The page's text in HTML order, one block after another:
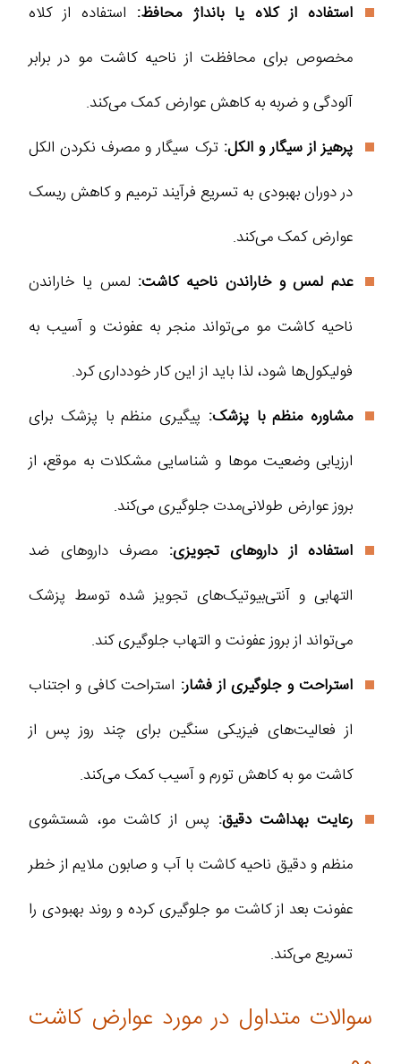
استفاده از کلاه یا بانداژ محافظ: استفاده از کلاه
مخصوص برای محافظت از ناحیه کاشت مو در برابر
آلودگی و ضربه به کاهش عوارض کمک می‌کند.
پرهیز از سیگار و الکل: ترک سیگار و مصرف نکردن الکل
در دوران بهبودی به تسریع فرآیند ترمیم و کاهش ریسک
عوارض کمک می‌کند.
عدم لمس و خاراندن ناحیه کاشت: لمس یا خاراندن
ناحیه کاشت مو می‌تواند منجر به عفونت و آسیب به
فولیکول‌ها شود، لذا باید از این کار خودداری کرد.
مشاوره منظم با پزشک: پیگیری منظم با پزشک برای
ارزیابی وضعیت موها و شناسایی مشکلات به موقع، از
بروز عوارض طولانی‌مدت جلوگیری می‌کند.
استفاده از داروهای تجویزی: مصرف داروهای ضد
التهابی و آنتی‌بیوتیک‌های تجویز شده توسط پزشک
می‌تواند از بروز عفونت و التهاب جلوگیری کند.
استراحت و جلوگیری از فشار: استراحت کافی و اجتناب
از فعالیت‌های فیزیکی سنگین برای چند روز پس از
کاشت مو به کاهش تورم و آسیب کمک می‌کند.
رعایت بهداشت دقیق: پس از کاشت مو، شستشوی
منظم و دقیق ناحیه کاشت با آب و صابون ملایم از خطر
عفونت بعد از کاشت مو جلوگیری کرده و روند بهبودی را
تسریع می‌کند.
سوالات متداول در مورد عوارض کاشت